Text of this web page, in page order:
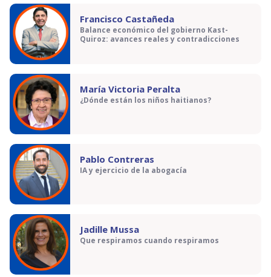
Francisco Castañeda
Balance económico del gobierno Kast-
Quiroz: avances reales y contradicciones
María Victoria Peralta
¿Dónde están los niños haitianos?
Pablo Contreras
IA y ejercicio de la abogacía
Jadille Mussa
Que respiramos cuando respiramos